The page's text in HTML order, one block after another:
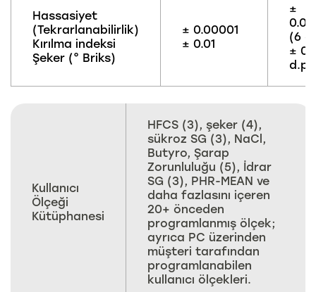
Hassasiyet
(Tekrarlanabilirlik)
Kırılma indeksi
Şeker (° Briks)
± 0.00001
± 0.01
±
(6
±
d.p.)
Kullanıcı
Ölçeği
Kütüphanesi
HFCS (3), şeker (4),
sükroz SG (3), NaCl,
Butyro, Şarap
Zorunluluğu (5), İdrar
SG (3), PHR-MEAN ve
daha fazlasını içeren
20+ önceden
programlanmış ölçek;
ayrıca PC üzerinden
müşteri tarafından
programlanabilen
kullanıcı ölçekleri.